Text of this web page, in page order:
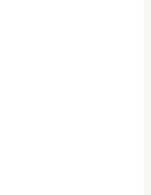
consommer. Ne pas